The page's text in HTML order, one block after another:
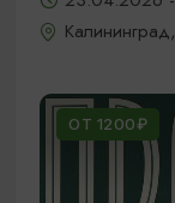
ОТ 1200₽